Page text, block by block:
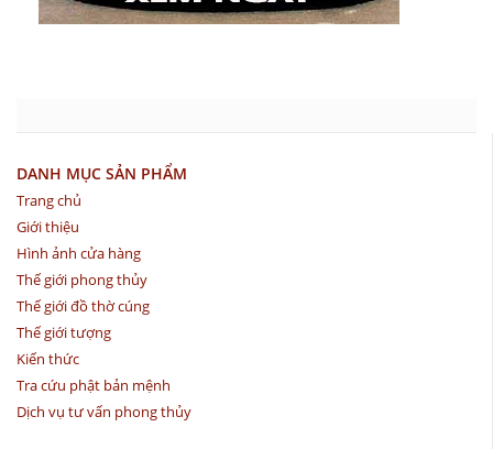
DANH MỤC SẢN PHẨM
Trang chủ
Giới thiệu
Hình ảnh cửa hàng
Thế giới phong thủy
Thế giới đồ thờ cúng
Thế giới tượng
Kiến thức
Tra cứu phật bản mệnh
Dịch vụ tư vấn phong thủy